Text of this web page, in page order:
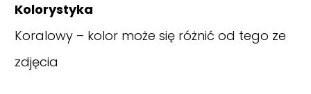
Kolorystyka
Koralowy – kolor może się różnić od tego ze
zdjęcia